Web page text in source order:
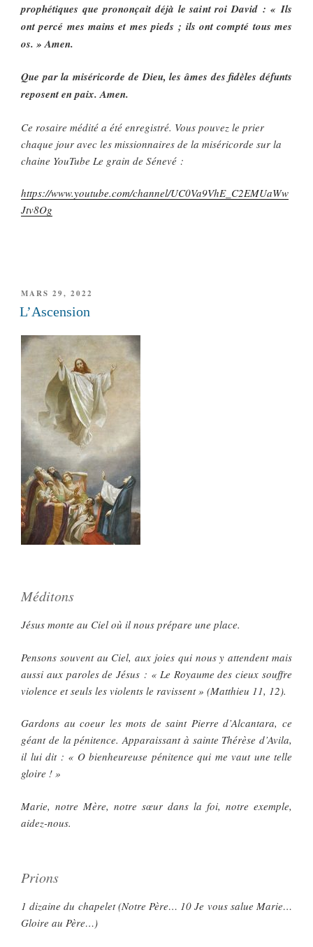
prophétiques que prononçait déjà le saint roi David : « Ils
ont percé mes mains et mes pieds ; ils ont compté tous mes
os. » Amen.
Que par la miséricorde de Dieu, les âmes des fidèles défunts
reposent en paix. Amen.
Ce rosaire médité a été enregistré. Vous pouvez le prier
chaque jour avec les missionnaires de la miséricorde sur la
chaine YouTube Le grain de Sénevé :
https://www.youtube.com/channel/UC0Va9VhE_C2EMUaWw
Jtv8Og
PUBLIÉ
LE
MARS 29, 2022
L’Ascension
Méditons
Jésus monte au Ciel où il nous prépare une place.
Pensons souvent au Ciel, aux joies qui nous y attendent mais
aussi aux paroles de Jésus : « Le Royaume des cieux souffre
violence et seuls les violents le ravissent » (Matthieu 11, 12).
Gardons au coeur les mots de saint Pierre d’Alcantara, ce
géant de la pénitence. Apparaissant à sainte Thérèse d’Avila,
il lui dit : « O bienheureuse pénitence qui me vaut une telle
gloire ! »
Marie, notre Mère, notre sœur dans la foi, notre exemple,
aidez-nous.
Prions
1 dizaine du chapelet (Notre Père… 10 Je vous salue Marie…
Gloire au Père…)